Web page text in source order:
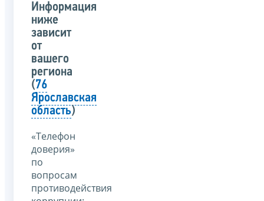
Информация
ниже
зависит
от
вашего
региона
(76
Ярославская
область)
«Телефон
доверия»
по
вопросам
противодействия